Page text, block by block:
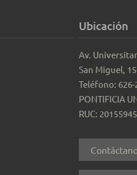
Ubicación
Av.
San Miguel,
Teléfono: 626-
PONTIFICIA
RUC: